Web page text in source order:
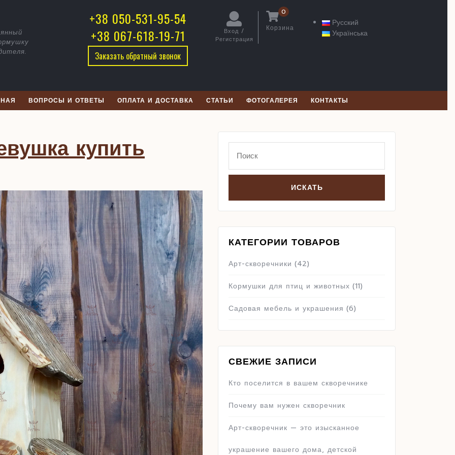
+38 050-531-95-54
+38 067-618-19-71
Заказать обратный звонок
Вход /
Регистрация
Корзина
0
Русский
Українська
ВОПРОСЫ И ОТВЕТЫ ОПЛАТА И ДОСТАВКА СТАТЬИ ФОТОГАЛЕРЕЯ КОНТАКТЫ
купить
for:
КАТЕГОРИИ ТОВАРОВ
Арт-скворечники (42)
Кормушки для птиц и животных (11)
Садовая мебель и украшения (6)
СВЕЖИЕ ЗАПИСИ
Кто поселится в вашем скворечнике
Почему вам нужен скворечник
Арт-скворечник — это изысканное
украшение вашего дома, детской